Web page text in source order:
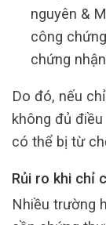
nguyên &
công
chứng
Do đó, nếu
không đủ
có thể bị từ
Rủi ro khi chỉ
Nhiều trường